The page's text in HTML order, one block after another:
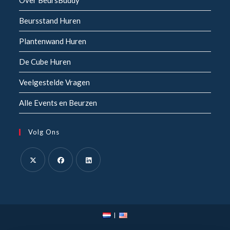
Beursstand Huren
Plantenwand Huren
De Cube Huren
Veelgestelde Vragen
Alle Events en Beurzen
Volg Ons